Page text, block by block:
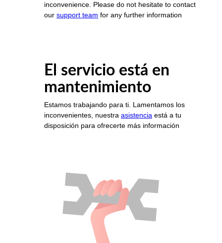
inconvenience. Please do not hesitate to contact
our support team for any further information
El servicio está en
mantenimiento
Estamos trabajando para ti. Lamentamos los
inconvenientes, nuestra asistencia está a tu
disposición para ofrecerte más información